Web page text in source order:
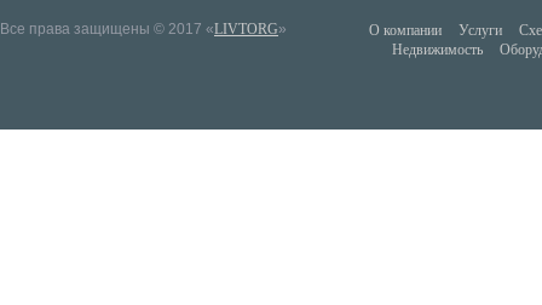
Все права защищены © 2017 «LIVTORG» О компании Услуги
Недвижимость